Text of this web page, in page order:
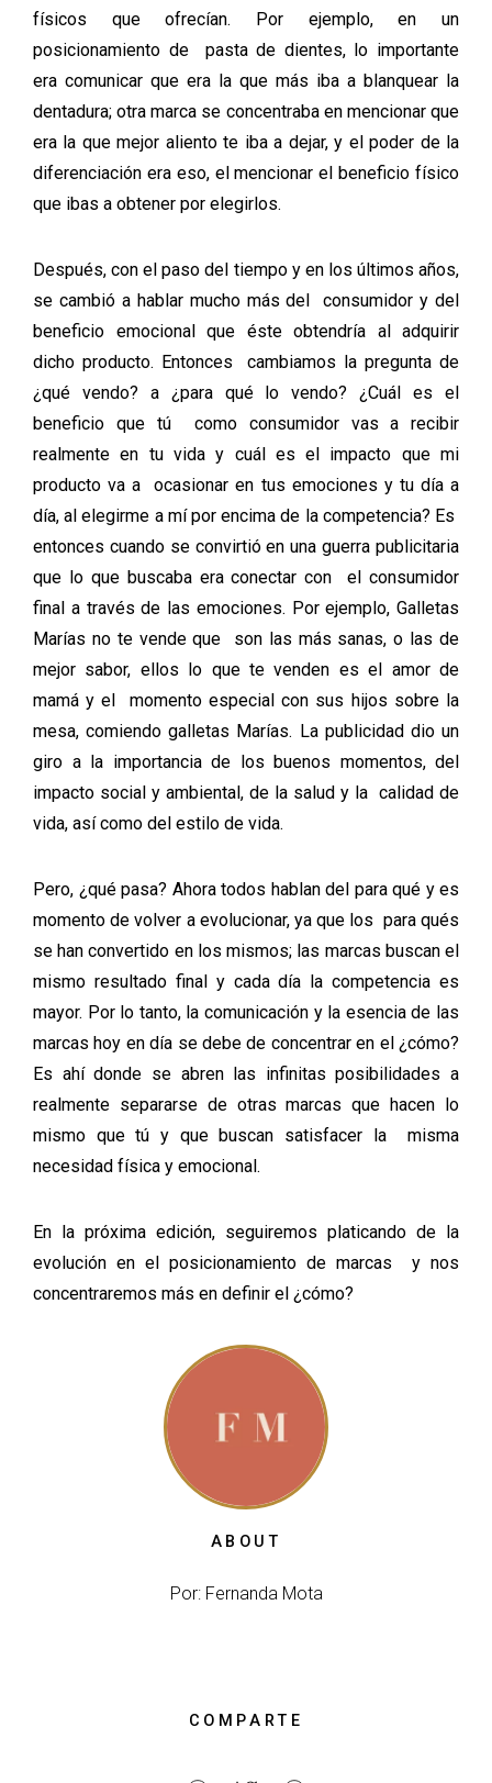
físicos que ofrecían. Por ejemplo, en un
posicionamiento de pasta de dientes, lo importante
era comunicar que era la que más iba a blanquear la
dentadura; otra marca se concentraba en mencionar que
era la que mejor aliento te iba a dejar, y el poder de la
diferenciación era eso, el mencionar el beneficio físico
que ibas a obtener por elegirlos.
Después, con el paso del tiempo y en los últimos años,
se cambió a hablar mucho más del consumidor y del
beneficio emocional que éste obtendría al adquirir
dicho producto. Entonces cambiamos la pregunta de
¿qué vendo? a ¿para qué lo vendo? ¿Cuál es el
beneficio que tú como consumidor vas a recibir
realmente en tu vida y cuál es el impacto que mi
producto va a ocasionar en tus emociones y tu día a
día, al elegirme a mí por encima de la competencia? Es
entonces cuando se convirtió en una guerra publicitaria
que lo que buscaba era conectar con el consumidor
final a través de las emociones. Por ejemplo, Galletas
Marías no te vende que son las más sanas, o las de
mejor sabor, ellos lo que te venden es el amor de
mamá y el momento especial con sus hijos sobre la
mesa, comiendo galletas Marías. La publicidad dio un
giro a la importancia de los buenos momentos, del
impacto social y ambiental, de la salud y la calidad de
vida, así como del estilo de vida.
Pero, ¿qué pasa? Ahora todos hablan del para qué y es
momento de volver a evolucionar, ya que los para qués
se han convertido en los mismos; las marcas buscan el
mismo resultado final y cada día la competencia es
mayor. Por lo tanto, la comunicación y la esencia de las
marcas hoy en día se debe de concentrar en el ¿cómo?
Es ahí donde se abren las infinitas posibilidades a
realmente separarse de otras marcas que hacen lo
mismo que tú y que buscan satisfacer la misma
necesidad física y emocional.
En la próxima edición, seguiremos platicando de la
evolución en el posicionamiento de marcas y nos
concentraremos más en definir el ¿cómo?
ABOUT
Por: Fernanda Mota
COMPARTE